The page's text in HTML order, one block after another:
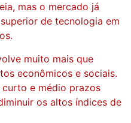
mas o mercado já
de tecnologia em
muito mais que
econômicos e sociais.
curto e médio prazos
os altos índices de